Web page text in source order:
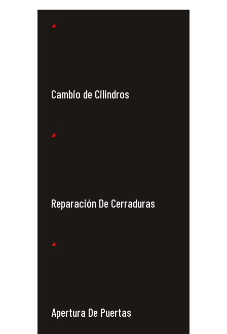
Cambio de Cilindros
Reparación De Cerraduras
Apertura De Puertas